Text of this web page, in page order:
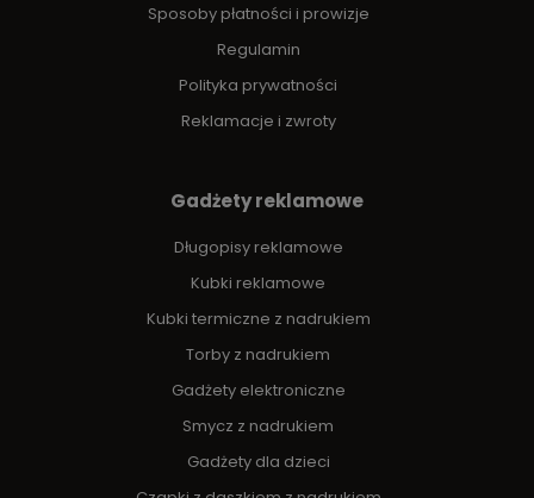
Sposoby płatności i prowizje
Regulamin
Polityka prywatności
Reklamacje i zwroty
Gadżety reklamowe
Długopisy reklamowe
Kubki reklamowe
Kubki termiczne z nadrukiem
Torby z nadrukiem
Gadżety elektroniczne
Smycz z nadrukiem
Gadżety dla dzieci